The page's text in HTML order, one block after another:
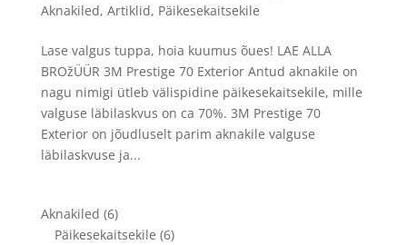
Aknakiled, Artiklid, Päikesekaitsekile
Lase valgus tuppa, hoia kuumus õues! LAE ALLA
BROžÜÜR 3M Prestige 70 Exterior Antud aknakile on
nagu nimigi ütleb välispidine päikesekaitsekile, mille
valguse läbilaskvus on ca 70%. 3M Prestige 70
Exterior on jõudluselt parim aknakile valguse
läbilaskvuse ja...
Aknakiled (6)
Päikesekaitsekile (6)